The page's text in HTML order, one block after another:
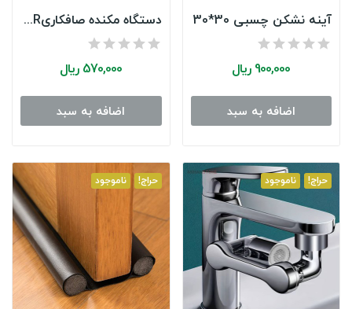
هولدر موبایل داشبورد و سایبان
3750000 3,000,000 ریال
Remaining Time :
DAYS HOURS MINUTES
آینه نشکن چسبی 30*30
900,000 ریال
اضافه به سبد
دستگاه مکنده صافکاریPDR
570,000 ریال
اضافه به سبد
حراج! ناموجود حراج! ناموجود